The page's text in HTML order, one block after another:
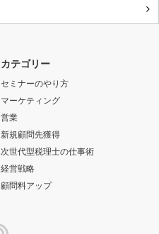
カテゴリー
セミナーのやり方
マーケティング
営業
新規顧問先獲得
次世代型税理士の仕事術
経営戦略
顧問料アップ